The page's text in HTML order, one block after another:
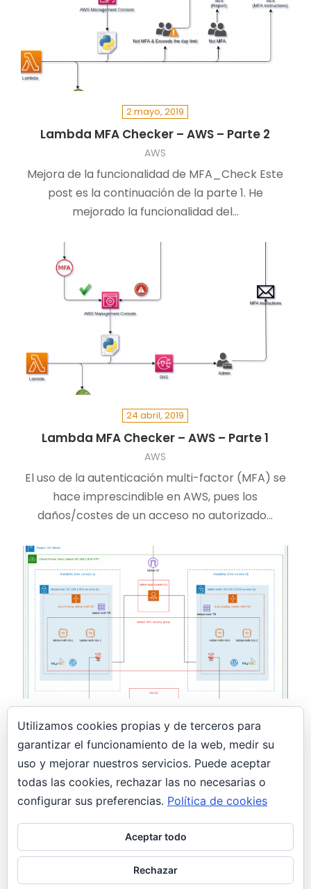
2 mayo, 2019
Lambda MFA Checker – AWS – Parte 2
AWS
Mejora de la funcionalidad de MFA_Check ￼Este
post es la continuación de la parte 1. He
mejorado la funcionalidad del…
24 abril, 2019
Lambda MFA Checker – AWS – Parte 1
AWS
El uso de la autenticación multi-factor (MFA) se
hace imprescindible en AWS, pues los
daños/costes de un acceso no autorizado…
29 marzo, 2019
Laboratorio de prueba en AWS
AWS
Laboratorio de prueba en AWS Para terminar el
viernes, me propuse crear un pequeño
laboratorio para ir cogiendo soltura en…
Prev 1
Utilizamos cookies propias y de terceros para
garantizar el funcionamiento de la web, medir su
uso y mejorar nuestros servicios. Puede aceptar
todas las cookies, rechazar las no necesarias o
configurar sus preferencias. Política de cookies
Aceptar todo
Rechazar